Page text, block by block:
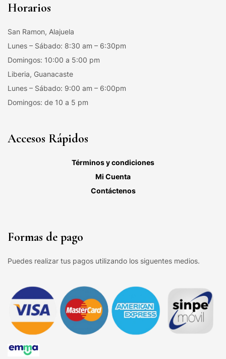
Horarios
San Ramon, Alajuela
Lunes – Sábado: 8:30 am – 6:30pm
Domingos: 10:00 a 5:00 pm
Liberia, Guanacaste
Lunes – Sábado: 9:00 am – 6:00pm
Domingos: de 10 a 5 pm
Accesos Rápidos
Términos y condiciones
Mi Cuenta
Contáctenos
Formas de pago
Puedes realizar tus pagos utilizando los siguentes medios.